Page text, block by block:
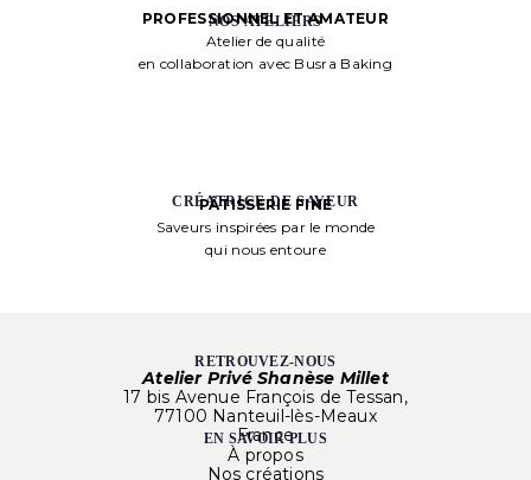
NOS ATELIERS
PROFESSIONNEL ET AMATEUR
Atelier de qualité
en collaboration avec Busra Baking
CRÉATRICE DE SAVEUR
PÂTISSERIE FINE
Saveurs inspirées par le monde
qui nous entoure
RETROUVEZ-NOUS
Atelier Privé Shanèse Millet
17 bis Avenue François de Tessan,
77100 Nanteuil-lès-Meaux
France
EN SAVOIR PLUS
À propos
Nos créations